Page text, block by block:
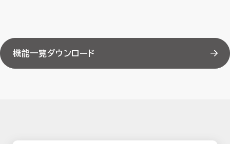
機能一覧ダウンロード